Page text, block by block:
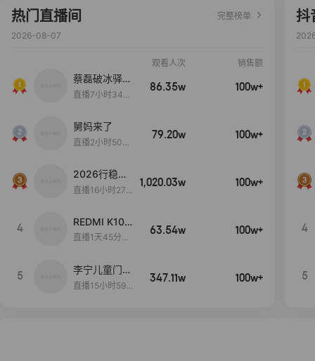
热门直播间
完整榜单
2026-08-07
观看人次 销售额
蔡磊破冰驿站
直播间好物分
直播7小时34分
86.35w 100w+
舅妈来了
直播2小时50分
79.20w 100w+
2026行稳致
远
直播16小时27
1,020.03w 100w+
4
REDMI K100
Pro系列新品
启！
直播1天45分37
63.54w 100w+
5
李宁儿童门店
爆款赤兔8pr
直播15小时59
347.11w 100w+
抖
4
5